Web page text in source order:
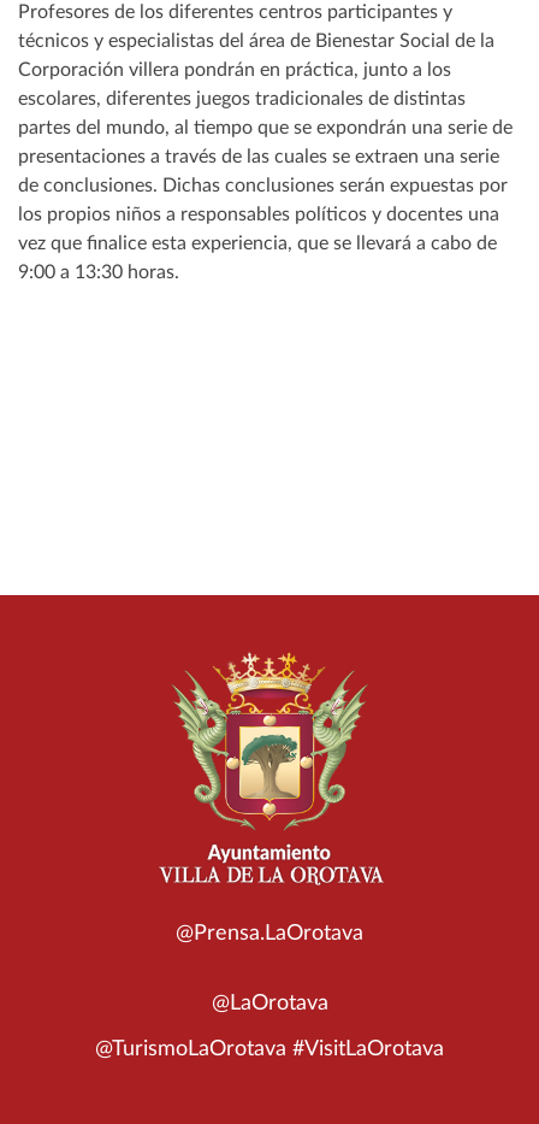
Profesores de los diferentes centros participantes y
técnicos y especialistas del área de Bienestar Social de la
Corporación villera pondrán en práctica, junto a los
escolares, diferentes juegos tradicionales de distintas
partes del mundo, al tiempo que se expondrán una serie de
presentaciones a través de las cuales se extraen una serie
de conclusiones. Dichas conclusiones serán expuestas por
los propios niños a responsables políticos y docentes una
vez que finalice esta experiencia, que se llevará a cabo de
9:00 a 13:30 horas.
@Prensa.LaOrotava
@LaOrotava
@TurismoLaOrotava #VisitLaOrotava